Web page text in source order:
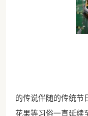
的传说伴随的传统节
花果等习俗一直延续